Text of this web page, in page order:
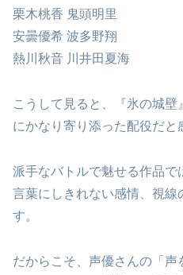
栗木桃香 鬼頭明里
安曇優希 波多野翔
熱川秋音 川井田夏海
こうして見ると、『氷の城
にかなり寄り添った配役だと
派手なバトルで魅せる作品で
言葉にしきれない感情、視
す。
だからこそ、声優さんの「